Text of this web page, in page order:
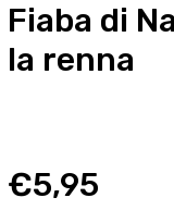
Fiaba di
la renna
€5,95